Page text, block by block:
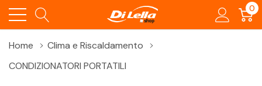
0
Home
Clima e Riscaldamento
CONDIZIONATORI PORTATILI